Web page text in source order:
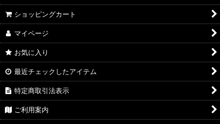
ショッピングカート
マイページ
お気に入り
最近チェックしたアイテム
特定商取引法表示
ご利用案内